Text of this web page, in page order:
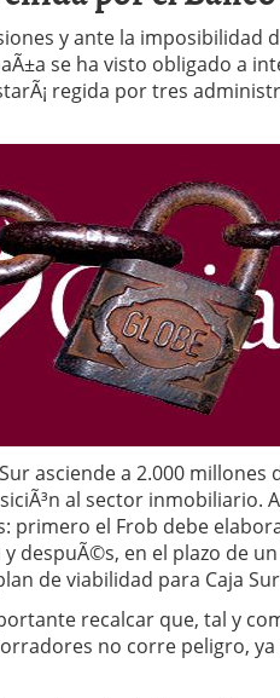
en pymes: la obligación
ya es demasiado tarde
SIFX: Lo Que Deben Saber los
2026
online vs proceso tradicional:
una baja mÃ©dica cuando
y ante la imposibilidad
se ha visto obligado a
regida por tres
asciende a 2.000 millones
al sector inmobiliario.
primero el Frob debe
y despuÃ©s, en el plazo de
de viabilidad para Caja
recalcar que, tal y
no corre peligro,